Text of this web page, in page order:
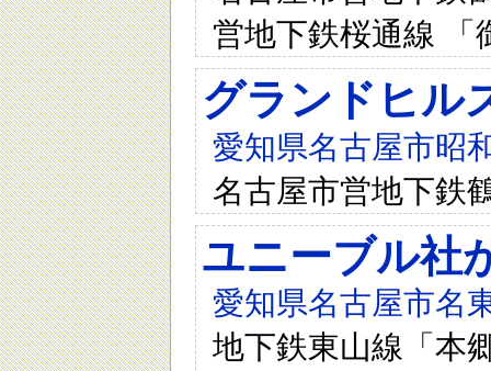
営地下鉄桜通線 「
グランドヒル
愛知県名古屋市昭
名古屋市営地下鉄
ユニーブル社
愛知県名古屋市名
地下鉄東山線「本